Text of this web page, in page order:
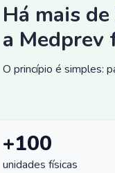
Há mais
a Medprev
O princípio é simples:
+100
unidades físicas